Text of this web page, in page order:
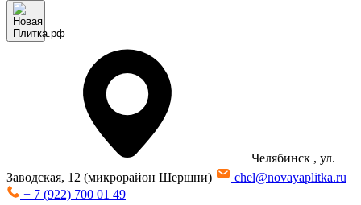
Челябинск , ул.
Заводская, 12 (микрорайон Шершни)
chel@novayaplitka.ru
+ 7 (922) 700 01 49